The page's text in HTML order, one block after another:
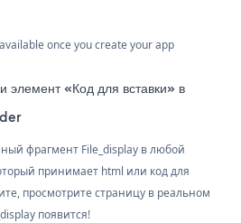
once you create your app
элемент «Код для вставки» в
фрагмент File_display в любой
принимает html или код для
просмотрите страницу в реальном
появится!